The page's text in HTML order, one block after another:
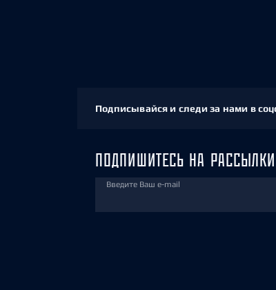
Подписывайся и следи за нами в
ПОДПИШИТЕСЬ НА
Введите Ваш e-mail